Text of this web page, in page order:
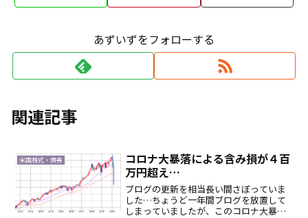
あずいずをフォローする
関連記事
米国株式・債券
コロナ大暴落による含み損が４百
万円超え…
ブログの更新を相当長い間さぼっていま
した…ちょうど一年間ブログを放置して
しまっていましたが、このコロナ大暴落